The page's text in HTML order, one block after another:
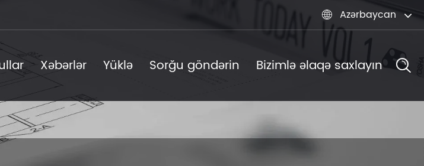
 Azərbaycan
Xəbərlər Yüklə Sorğu göndərin Bizimlə əlaqə saxlayın